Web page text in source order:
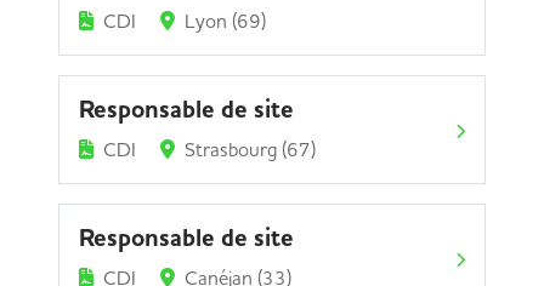
CDI Lyon (69)
Responsable de site
CDI Strasbourg (67)
Responsable de site
CDI Canéjan (33)